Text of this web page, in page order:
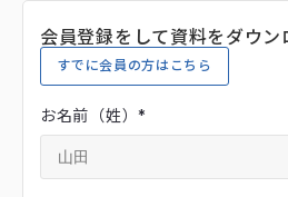
会員登録をして資料をダウン
すでに会員の方はこちら
お名前（姓）*